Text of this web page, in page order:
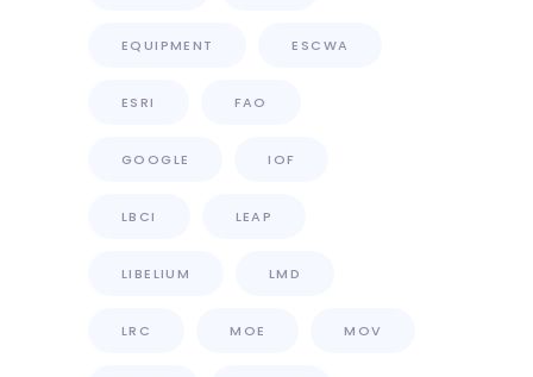
EQUIPMENT ESCWA
ESRI FAO
GOOGLE IOF
LBCI LEAP
LIBELIUM LMD
LRC MOE MOV